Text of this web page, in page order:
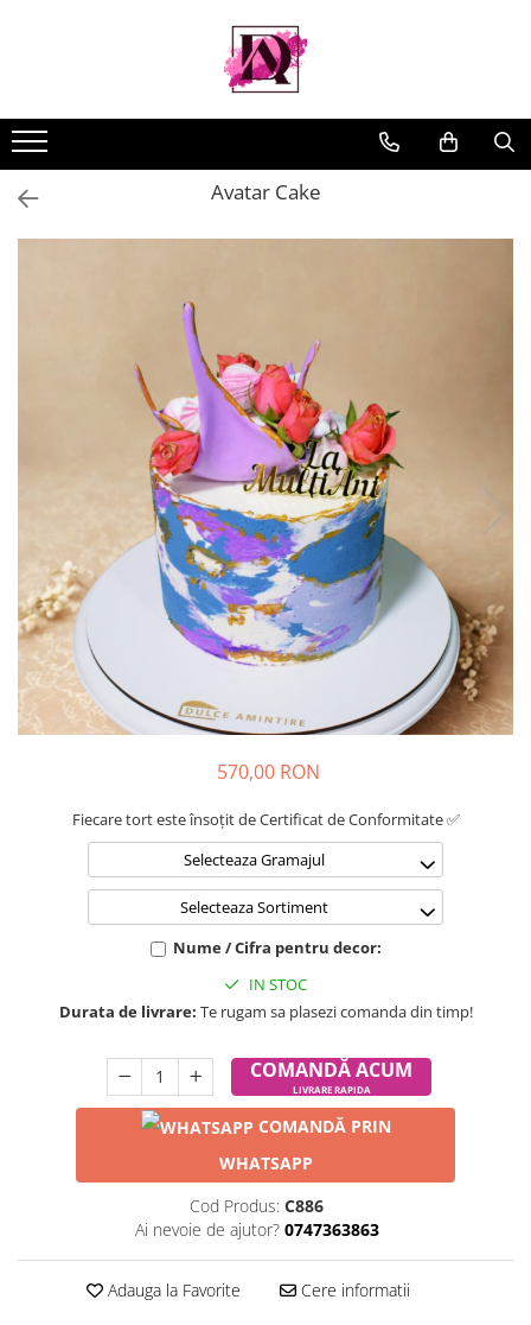
Avatar Cake
570,00 RON
Fiecare tort este însoțit de Certificat de Conformitate ✅
Selecteaza Gramajul
Selecteaza Sortiment
Nume / Cifra pentru decor:
IN STOC
Durata de livrare: Te rugam sa plasezi comanda din timp!
COMANDĂ ACUM
LIVRARE RAPIDA
COMANDĂ PRIN
WHATSAPP
Cod Produs: C886
Ai nevoie de ajutor? 0747363863
Adauga la Favorite Cere informatii